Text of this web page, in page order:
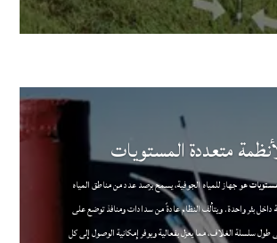
متعددة المستويات
هو جهاز للمياه الجوفية، يسمح برصد عدد من مناطق المياه
داخل بئر واحدة. ويتألف النظام عادةً من سدادات ومنافذ توضع على
طول سلسلة الغلاف، مما يعزل بفعالية ويوفر إمكانية الوصول إلى كل